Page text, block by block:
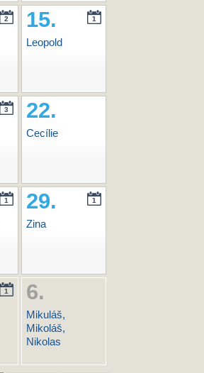
2 1
15.
Leopold
3 22.
Cecílie
1 1
29.
Zina
1 6.
Mikuláš,
Mikoláš,
Nikolas